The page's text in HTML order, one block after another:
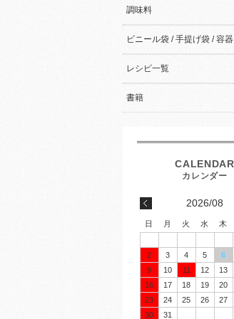
調味料
ビニール袋 / 手提げ袋 / 容器
レシピ一覧
書籍
2026/08
日 月 火 水 木
2
3 4 5 6
9
10 11 12 13
16
17 18 19 20
23
24 25 26 27
30
31